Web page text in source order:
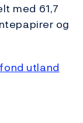
med 61,7
og
utland